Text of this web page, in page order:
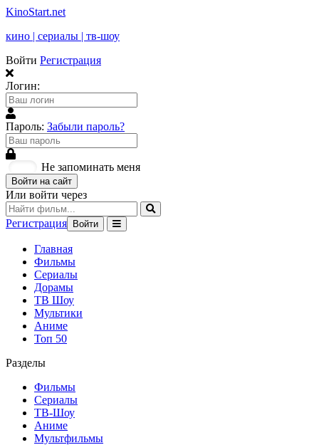
KinoStart.net
кино | сериалы | тв-шоу
Войти Регистрация
Логин:
Пароль: Забыли пароль?
Не запоминать меня
Войти на сайт
Или войти через
Регистрация Войти
Главная
Фильмы
Сериалы
Дорамы
ТВ Шоу
Мультики
Аниме
Топ 50
Разделы
Фильмы
Сериалы
ТВ-Шоу
Аниме
Мультфильмы